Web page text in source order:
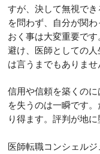
すが、決して無視で
を問わず、自分が関
おく事は大変重要で
避け、医師としての
は言うまでもありませ
信用や信頼を築くの
を失うのは一瞬です
り得ます。評判が地
医師転職コンシェル